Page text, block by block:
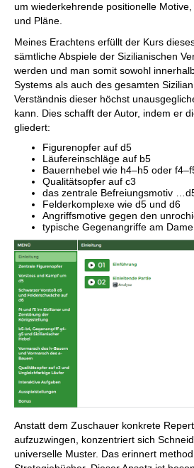
um wiederkehrende positionelle
und Pläne.
Meines Erachtens erfüllt der Kurs
sämtliche Abspiele der Sizilianischen
werden und man somit sowohl
Systems als auch des gesamten
Verständnis dieser höchst
kann. Dies schafft der Autor, indem er
gliedert:
Figurenopfer auf d5
Läufereinschläge auf b5
Bauernhebel wie h4–h5 oder
Qualitätsopfer auf c3
das zentrale Befreiungsmotiv
Felderkomplexe wie d5 und d6
Angriffsmotive gegen den
typische Gegenangriffe am
Anstatt dem Zuschauer konkrete
aufzuzwingen, konzentriert sich
universelle Muster. Das erinnert